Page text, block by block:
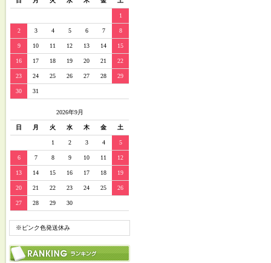
1
2 3 4 5 6 7 8
9 10 11 12 13 14 15
16 17 18 19 20 21 22
23 24 25 26 27 28 29
30 31
2026年9月
日 月 火 水 木 金 土
1 2 3 4 5
6 7 8 9 10 11 12
13 14 15 16 17 18 19
20 21 22 23 24 25 26
27 28 29 30
※ピンク色発送休み